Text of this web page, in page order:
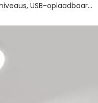
USB-oplaadbaar…